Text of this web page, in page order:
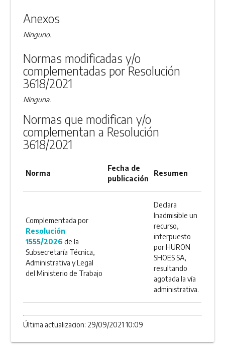
Anexos
Ninguno.
Normas modificadas y/o
complementadas por Resolución
3618/2021
Ninguna.
Normas que modifican y/o
complementan a Resolución
3618/2021
Norma
Fecha de
publicación
Resumen
Complementada por
Resolución
1555/2026 de la
Subsecretaría Técnica,
Administrativa y Legal
del Ministerio de Trabajo
Declara
Inadmisible un
recurso,
interpuesto
por HURON
SHOES SA,
resultando
agotada la vía
administrativa.
Última actualizacion: 29/09/2021 10:09